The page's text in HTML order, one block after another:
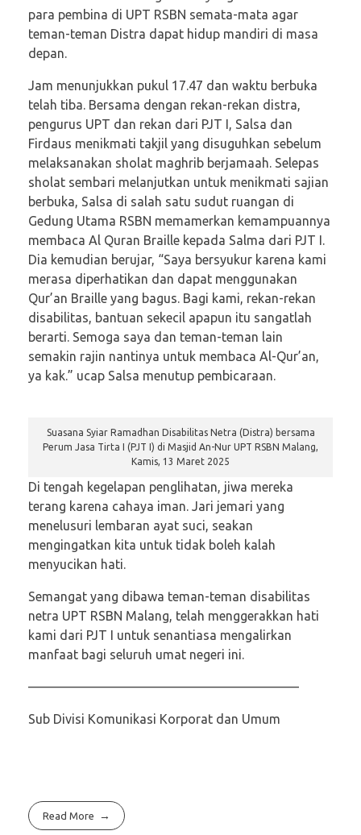
para pembina di UPT RSBN semata-mata agar
teman-teman Distra dapat hidup mandiri di masa
depan.
Jam menunjukkan pukul 17.47 dan waktu berbuka
telah tiba. Bersama dengan rekan-rekan distra,
pengurus UPT dan rekan dari PJT I, Salsa dan
Firdaus menikmati takjil yang disuguhkan sebelum
melaksanakan sholat maghrib berjamaah. Selepas
sholat sembari melanjutkan untuk menikmati sajian
berbuka, Salsa di salah satu sudut ruangan di
Gedung Utama RSBN memamerkan kemampuannya
membaca Al Quran Braille kepada Salma dari PJT I.
Dia kemudian berujar, “Saya bersyukur karena kami
merasa diperhatikan dan dapat menggunakan
Qur’an Braille yang bagus. Bagi kami, rekan-rekan
disabilitas, bantuan sekecil apapun itu sangatlah
berarti. Semoga saya dan teman-teman lain
semakin rajin nantinya untuk membaca Al-Qur’an,
ya kak.” ucap Salsa menutup pembicaraan.
Suasana Syiar Ramadhan Disabilitas Netra (Distra) bersama
Perum Jasa Tirta I (PJT I) di Masjid An-Nur UPT RSBN Malang,
Kamis, 13 Maret 2025
Di tengah kegelapan penglihatan, jiwa mereka
terang karena cahaya iman. Jari jemari yang
menelusuri lembaran ayat suci, seakan
mengingatkan kita untuk tidak boleh kalah
menyucikan hati.
Semangat yang dibawa teman-teman disabilitas
netra UPT RSBN Malang, telah menggerakkan hati
kami dari PJT I untuk senantiasa mengalirkan
manfaat bagi seluruh umat negeri ini.
—————————————————————
Sub Divisi Komunikasi Korporat dan Umum
Read More